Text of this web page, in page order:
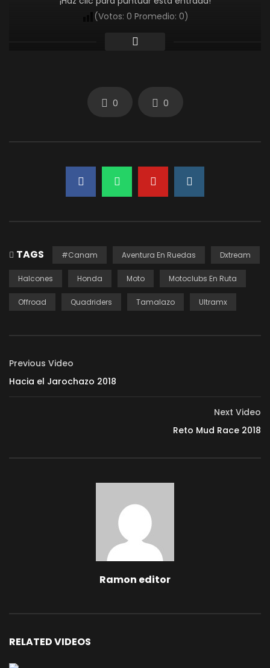
(Votos: 0 Promedio: 0)
0 0
TAGS #Canam Aventura En Ruedas Dxtream
Halcones Honda Moto Motoclubs En Ruta
Offroad Quadriders Tamalazo Ultramx
Previous Video
Hacia el Jarochazo 2018
Next Video
Reto Mud Race 2018
Ramon editor
RELATED VIDEOS